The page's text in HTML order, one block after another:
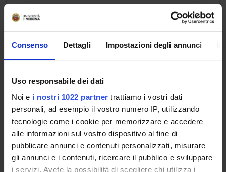
Consenso Dettagli Impostazioni degli annunci
Uso responsabile dei dati
Noi e i nostri 1022 partner trattiamo i vostri dati
personali, ad esempio il vostro numero IP, utilizzando
tecnologie come i cookie per memorizzare e accedere
alle informazioni sul vostro dispositivo al fine di
pubblicare annunci e contenuti personalizzati, misurare
gli annunci e i contenuti, ricercare il pubblico e sviluppare
i servizi. Avete la possibilità di scegliere chi utilizza i
STUDENTS
INFORMATION: ENGLISH FOR ACADEMIC
PRESENTATION SKILLS
INFORMATION: ENGLISH FOR ACADEMIC